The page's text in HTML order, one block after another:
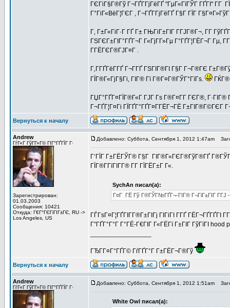
ГЄГіГ§Г®Гў Г¬ГҐГ­ГјГёГҐ "ГµГ«ГїГЎГ ГҐГІ" Г­Г
Г°ГіГ«ВёГ¦ГЄГ , Г¬ГҐГ­ГјГёГҐ Г§Г ГЇГ
Г‚ Г±Г«ГіГ·Г ГҐ Г± ГЊГіГ±ГІГ Г­ГЈГ®Г¬, Г­Г
ГЅГЄГ±ГІГ°ГҐГ¬Г Г«ГјГ­Г»Гµ Г°ГҐГ¦ГЁГ¬Г
Г­ГЁГЄГ®ГЈГ¤Г .
Г‚Г­ГҐГёГ­ГҐ Г¬Г­ГҐ ГЅГІГ®ГІ Г§Г Г¬Г®ГЄ
ГЇГ®Г«ГјГ§Гі, ГІГ® Гї Г®Г¤Г®ГЎГ°ГїГѕ.
ГЏГ°ГҐГ¤ГЇГ®Г«Г ГЈГ Гѕ Г®Г¤Г­Г ГЄГ®,
Г¬ГҐГ¦Г¤Гі ГЇГҐГ°ГҐГ¤Г­ГЁГ¬ГЁ Г±ГІГ®Г©ГЄГ
Вернуться к началу
Andrew
ГѓГ«Г ГўГ­Г»Г© ГІГ°ГҐГЇГ Г·
Зарегистрирован:
01.03.2003
Сообщения: 10421
Откуда: Г€Г°ГЄГіГІГ±ГЄ, RU ->
Los Angeles, US
Добавлено: Суббота, Сентября 1, 2012 1:47am
Г‘ГЇГ Г±ГЁГЎГ® Г§Г ГІГ®Г«ГЄГ®ГўГ®ГҐ
ГЇГ®Г­ГїГІГ­Г® Г­Г ГЇГЁГ±Г Г«.
SychAn писал(а):
Г¤Г ГЁ Гў Г®ГЎГ№ГҐГ¬-ГІГ® Г¬ГіГ±ГІГ Г­ГЈ
ГЃГѕГ¤Г¦ГҐГІГ­Г®Г±ГІГј ГІГіГІ Г­ГҐ
Г”ГҐГ°Г°Г Г°ГЁ-Г€ГІГ Г«ГЁГї Г±ГІГ ГўГїГІ
ГЂГ­Г¤Г°ГҐГ© ГѓГҐГ°Г Г±ГЁГ¬Г®Гў
Вернуться к началу
Andrew
ГѓГ«Г ГўГ­Г»Г© ГІГ°ГҐГЇГ Г·
Добавлено: Суббота, Сентября 1, 2012 1:51am
White Owl писал(а):